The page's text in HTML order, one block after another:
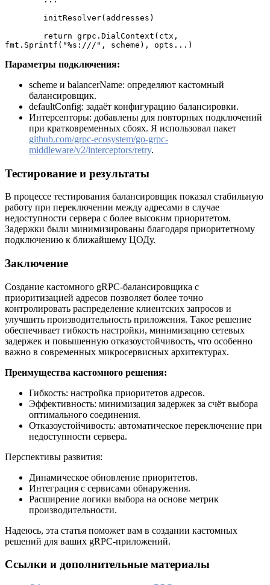
initResolver(addresses)
fmt.Sprintf("%s:///", scheme), opts...)
Параметры подключения:
scheme и balancerName: определяют кастомный
балансировщик.
defaultConfig: задаёт конфигурацию балансировки.
Интерсепторы: добавлены для повторных подключений
при кратковременных сбоях. Я использовал пакет
github.com/grpc-ecosystem/go-grpc-
middleware/v2/interceptors/retry.
Тестирование и результаты
В процессе тестирования балансировщик показал стабильную
работу при переключении между адресами в случае
недоступности сервера с более высоким приоритетом.
Задержки были минимизированы благодаря приоритетному
подключению к ближайшему ЦОДу.
Заключение
Создание кастомного gRPC-балансировщика с
приоритизацией адресов позволяет более точно
контролировать распределение клиентских запросов и
улучшить производительность приложения. Такое решение
обеспечивает гибкость настройки, минимизацию сетевых
задержек и повышенную отказоустойчивость, что особенно
важно в современных микросервисных архитектурах.
Преимущества кастомного решения:
Гибкость: настройка приоритетов адресов.
Эффективность: минимизация задержек за счёт выбора
оптимального соединения.
Отказоустойчивость: автоматическое переключение при
недоступности сервера.
Перспективы развития:
Динамическое обновление приоритетов.
Интеграция с сервисами обнаружения.
Расширение логики выбора на основе метрик
производительности.
Надеюсь, эта статья поможет вам в создании кастомных
решений для ваших gRPC-приложений.
Ссылки и дополнительные материалы